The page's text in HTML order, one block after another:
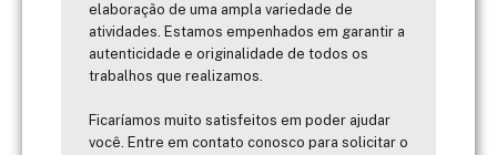
elaboração de uma ampla variedade de
atividades. Estamos empenhados em garantir a
autenticidade e originalidade de todos os
trabalhos que realizamos.
Ficaríamos muito satisfeitos em poder ajudar
você. Entre em contato conosco para solicitar o